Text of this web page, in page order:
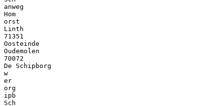
anweg
Hom
orst
Linth
71351
Oosteinde
Oudemolen
70072
De Schipborg
w
er
org
ipb
Sch